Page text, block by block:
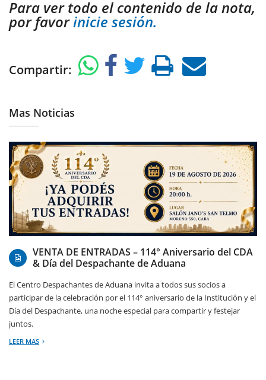
Para ver todo el contenido de la nota,
por favorinicie sesión.
Compartir:
Mas Noticias
07/08/2026
VENTA DE ENTRADAS – 114° Aniversario del CDA
& Día del Despachante de Aduana
El Centro Despachantes de Aduana invita a todos sus socios a
participar de la celebración por el 114° aniversario de la Institución y el
Día del Despachante, una noche especial para compartir y festejar
juntos.
LEER MAS